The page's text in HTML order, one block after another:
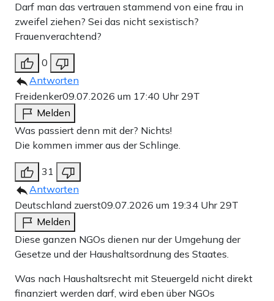
Darf man das vertrauen stammend von eine frau in
zweifel ziehen? Sei das nicht sexistisch?
Frauenverachtend?
0
Antworten
Freidenker09.07.2026 um 17:40 Uhr 29T
Melden
Was passiert denn mit der? Nichts!
Die kommen immer aus der Schlinge.
31
Antworten
Deutschland zuerst09.07.2026 um 19:34 Uhr 29T
Melden
Diese ganzen NGOs dienen nur der Umgehung der
Gesetze und der Haushaltsordnung des Staates.
Was nach Haushaltsrecht mit Steuergeld nicht direkt
finanziert werden darf, wird eben über NGOs